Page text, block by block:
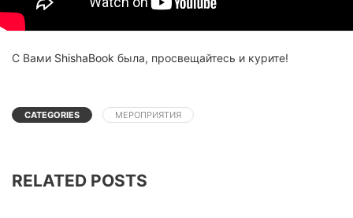
С Вами ShishaBook была, просвещайтесь и курите!
CATEGORIES МЕРОПРИЯТИЯ
RELATED POSTS